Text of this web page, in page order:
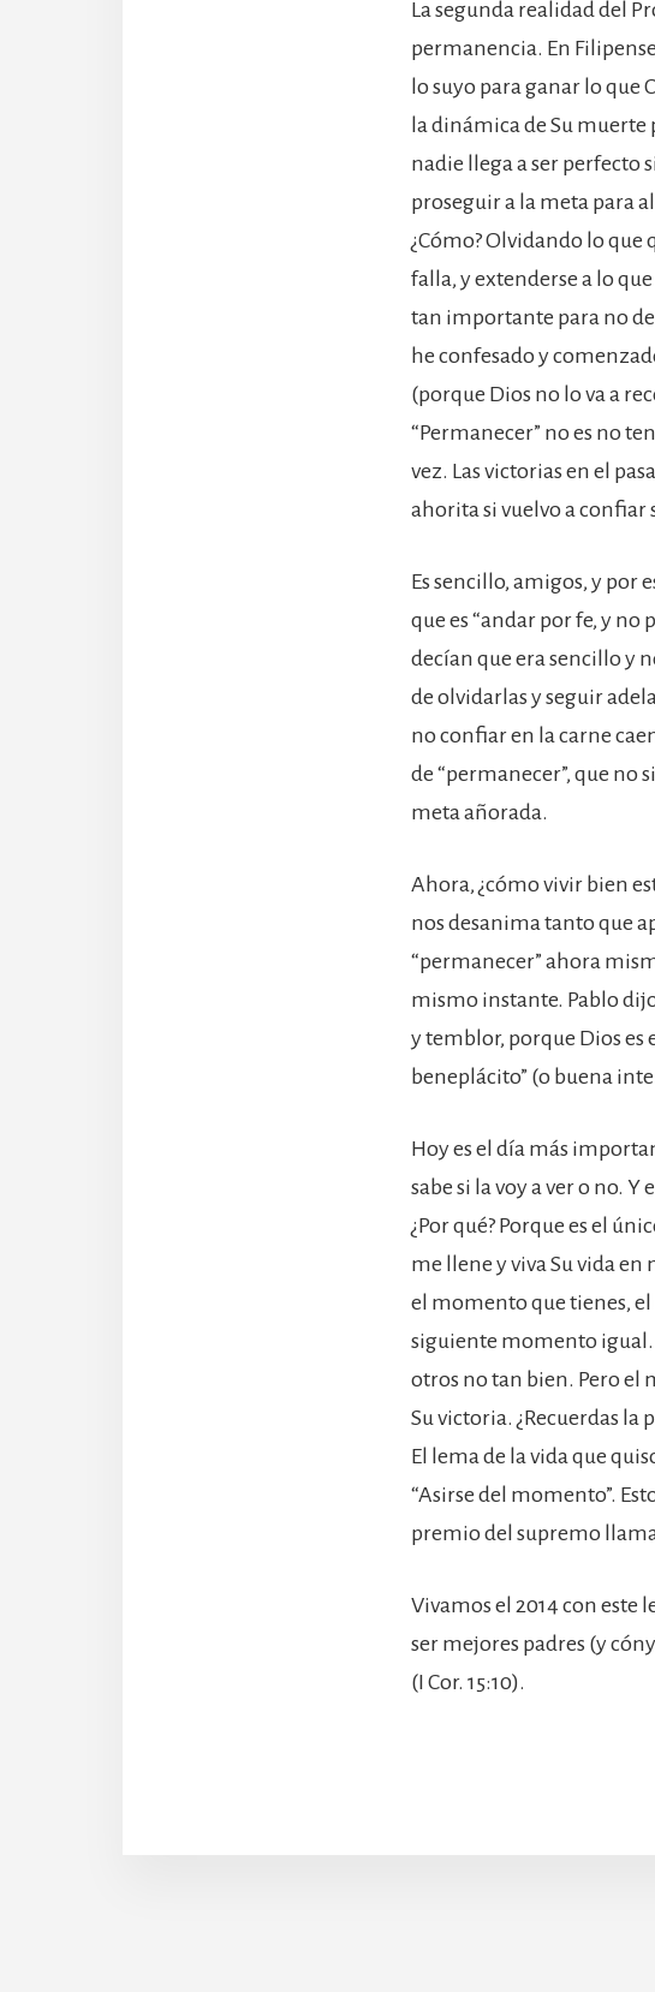
La segunda realidad del
permanencia. En
lo suyo para ganar lo que
la dinámica de Su muerte
nadie llega a ser perfecto
proseguir a la meta para
¿Cómo? Olvidando lo que
falla, y extenderse a lo
tan importante para no
he confesado y
(porque Dios no lo va a
“Permanecer” no es no
vez. Las victorias en el
ahorita si vuelvo a confiar
Es sencillo, amigos, y por
que es “andar por fe, y no
decían que era sencillo y
de olvidarlas y seguir
no confiar en la carne
de “permanecer”, que no
meta añorada.
Ahora, ¿cómo vivir bien
nos desanima tanto que
“permanecer” ahora
mismo instante. Pablo
y temblor, porque Dios es
beneplácito” (o buena
Hoy es el día más
sabe si la voy a ver o no.
¿Por qué? Porque es el
me llene y viva Su vida en
el momento que tienes, el
siguiente momento
otros no tan bien. Pero el
Su victoria. ¿Recuerdas la
El lema de la vida que
“Asirse del momento”.
premio del supremo
Vivamos el 2014 con este
ser mejores padres (y
(I Cor. 15:10).